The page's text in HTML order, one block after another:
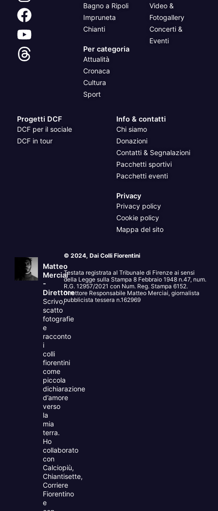
Bagno a Ripoli
Impruneta
Chianti
Per categoria
Attualità
Cronaca
Cultura
Sport
Video &
Fotogallery
Concerti &
Eventi
Progetti DCF
DCF per il sociale
DCF in tour
Info & contatti
Chi siamo
Donazioni
Contatti & Segnalazioni
Pacchetti sportivi
Pacchetti eventi
Privacy
Privacy policy
Cookie policy
Mappa del sito
Matteo
Merciai
-
Direttore
Scrivo,
scatto
fotografie
e
racconto
i
colli
fiorentini
come
piccola
dichiarazione
d’amore
verso
la
mia
terra.
Ho
collaborato
con
Calciopiù,
Chiantisette,
Corriere
Fiorentino
e
© 2024, Dai Colli Fiorentini
Testata registrata al Tribunale di Firenze ai sensi
della Legge sulla Stampa 8 Febbraio 1948 n.47, num.
R.G. 12957/2021 con Num. Reg. Stampa 6152.
Direttore Responsabile Matteo Merciai, giornalista
pubblicista tessera n.162969